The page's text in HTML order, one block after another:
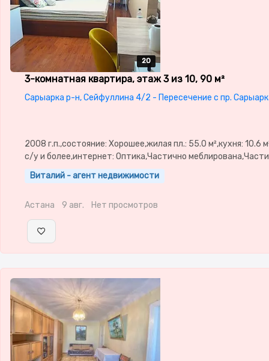
20
20
20
20
20
3-комнатная квартира, этаж 3 из 10, 90 м²
Сарыарка р-н, Сейфуллина 4/2 - Пересечение с пр.
2008 г.п.,состояние: Хорошее,жилая пл.: 55.0 м²,кухня: 10.6
с/у и более,интернет: Оптика,Частично
меблирована,паркинг:
окна,Комнаты изолированы,Встроенная
Виталий - агент недвижимости
Астана 9 авг. Нет просмотров